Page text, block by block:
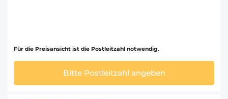
Für die Preisansicht ist die Postleitzahl notwendig.
Bitte Postleitzahl angeben